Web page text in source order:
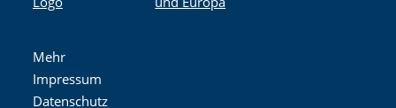
Mehr
Impressum
Datenschutz